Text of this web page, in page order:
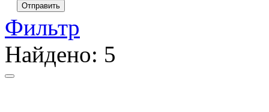
Отправить
Фильтр
Найдено: 5